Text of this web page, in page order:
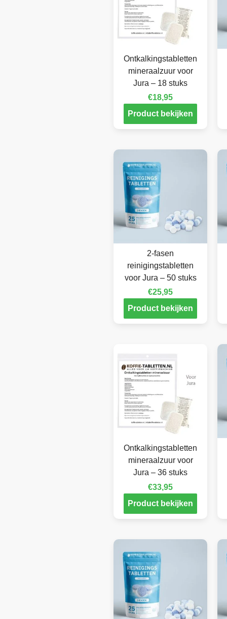
Ontkalkingstabletten
mineraalzuur voor
Jura – 18 stuks
€18,95
Product bekijken
2-fasen
reinigingstabletten
voor Jura – 50 stuks
€25,95
Product bekijken
Ontkalkingstabletten
mineraalzuur voor
Jura – 36 stuks
€33,95
Product bekijken